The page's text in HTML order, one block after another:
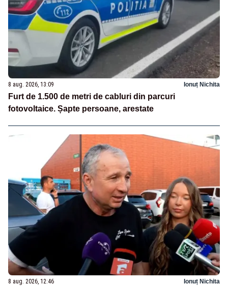
8 aug. 2026, 13:09 Ionuț Nichita
Furt de 1.500 de metri de cabluri din parcuri
fotovoltaice. Șapte persoane, arestate
8 aug. 2026, 12:46 Ionuț Nichita